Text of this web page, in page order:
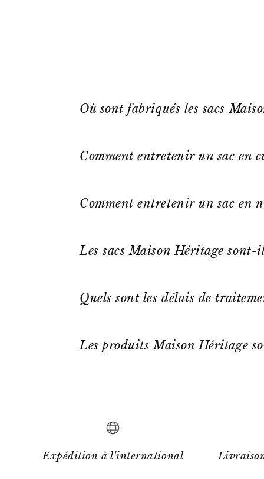
Où sont fabriqués les sacs
Comment entretenir un sac en
Comment entretenir un sac en
Les sacs Maison Héritage sont-
Quels sont les délais de
Les produits Maison Héritage
Expédition à l'international